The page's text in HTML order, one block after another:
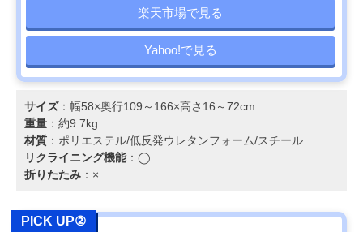
楽天市場で見る
Yahoo!で見る
サイズ：幅58×奥行109～166×高さ16～72cm
重量 ：約9.7kg
材質 ：ポリエステル/低反発ウレタンフォーム/スチール
リクライニング機能：◯
折りたたみ ：×
PICK UP②